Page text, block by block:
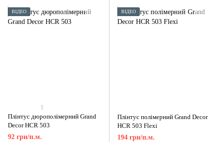
ВІДЕО
1
Плінтус дюрополімерний Grand
Decor HCR 503
92 грн/п.м.
ВІДЕО
Плінтус полімерний Grand Decor
HCR 503 Flexi
194 грн/п.м.